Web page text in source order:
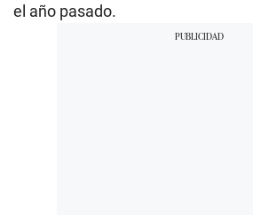
el año pasado.